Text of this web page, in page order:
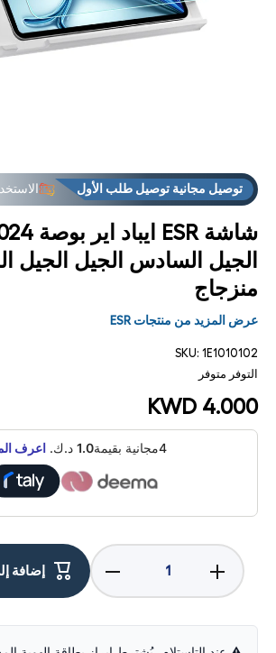
توصيل مجانية توصيل طلب الأول
العروض فوق "الاستلام من
الجيل السادس الجيل الجيل
منزجاج
عرض المزيد من منتجات ESR
SKU: 1E1010102
التوفر
متوفر
KWD 4.000
4مجانية بقيمة 1.0 د.ك. اعرف
Decrease
quantity
for ESR
11" 2024-
Gen / 7th
Increase
quantity
for ESR
11" 2024-
Gen / 7th
إضافة